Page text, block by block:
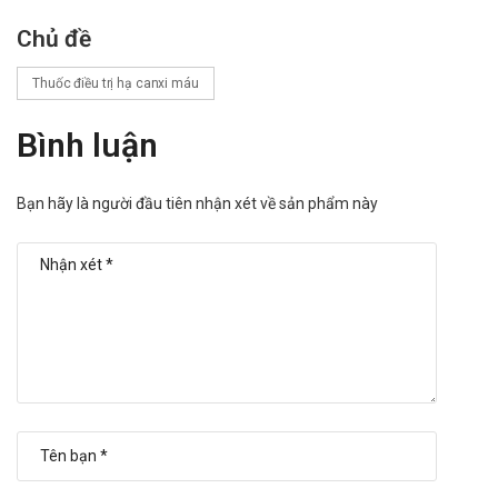
các muối calci cần phải theo dõi nồng độ calci và
phosphat trong huyết thanh.
Đã có báo cáo về sự tăng hấp thu của nhôm với các muối
citrat. Calcium carbonate + Calcium gluconolactate (chứa
acid citric) nên được dùng thận trọng ở những bệnh nhân
các chế phẩm có chứa nhôm.
Lưu ý sử dụng đúng liều lượng đã thông tin trên hướng dẫn sử
Chủ đề
Thuốc điều trị hạ canxi máu
Bình luận
Bạn hãy là người đầu tiên nhận xét về sản phẩm này